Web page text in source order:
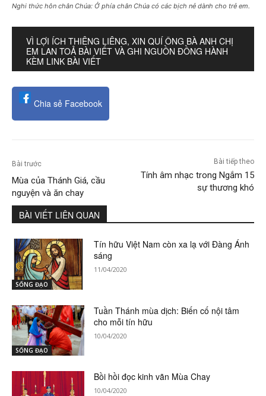
Nghi thức hôn chân Chúa: Ở phía chân Chúa có các bịch nẻ dành cho trẻ em.
VÌ LỢI ÍCH THIÊNG LIÊNG, XIN QUÍ ÔNG BÀ ANH CHỊ
EM LAN TOẢ BÀI VIẾT VÀ GHI NGUỒN ĐỒNG HÀNH
KÈM LINK BÀI VIẾT
Chia sẻ Facebook
Bài trước
Mùa của Thánh Giá, cầu
nguyện và ăn chay
Bài tiếp theo
Tính âm nhạc trong Ngắm 15
sự thương khó
BÀI VIẾT LIÊN QUAN
SỐNG ĐẠO
Tín hữu Việt Nam còn xa lạ với Đàng Ánh
sáng
11/04/2020
SỐNG ĐẠO
Tuần Thánh mùa dịch: Biến cố nội tâm
cho mỗi tín hữu
10/04/2020
Bồi hồi đọc kinh vãn Mùa Chay
10/04/2020